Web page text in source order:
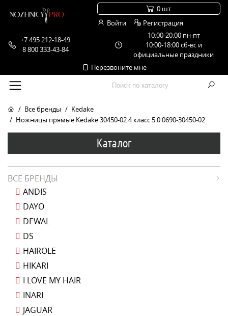
+7 495 212-18-49
8 800 333-43-84
10:00-20:00 пн-пт
10:00-18:00 сб-вс и
официальные праздники
Перезвоните мне
0 шт.
Войти
Регистрация
Все бренды
Kedake
Ножницы прямые Kedake 30450-02 4 класс 5.0 0690-30450-02
Каталог
ВСЕ БРЕНДЫ
ANDIS
DAYO
DEWAL
DS
HAIROLE
HIKARI
I LOVE MY HAIR
INARI
JAGUAR